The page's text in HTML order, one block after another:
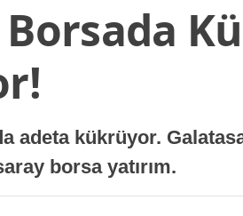
adeta kükrüyor.
borsa yatırım.